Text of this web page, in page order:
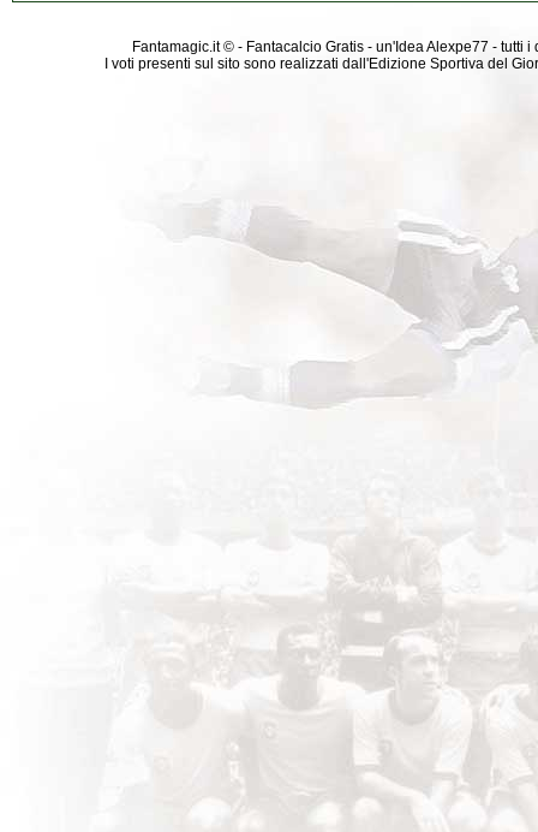
Fantamagic.it © - Fantacalcio Gratis - un'Idea Alexpe77 -
I voti presenti sul sito sono realizzati dall'Edizione Sportiva del